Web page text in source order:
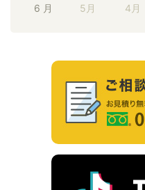
6 月 5月 4月